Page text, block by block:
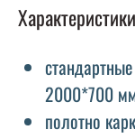
2000*700
полотно